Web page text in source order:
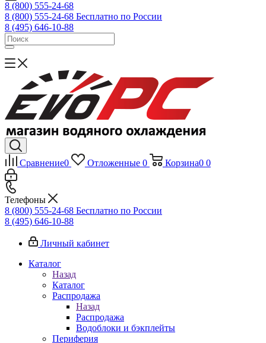
8 (800) 555-24-68
8 (800) 555-24-68 Бесплатно по России
8 (495) 646-10-88
Сравнение0 Отложенные 0 Корзина0 0
Телефоны
8 (800) 555-24-68 Бесплатно по России
8 (495) 646-10-88
Личный кабинет
Каталог
Назад
Каталог
Распродажа
Назад
Распродажа
Водоблоки и бэкплейты
Периферия